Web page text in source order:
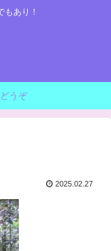
あり！
うぞ
2025.02.27